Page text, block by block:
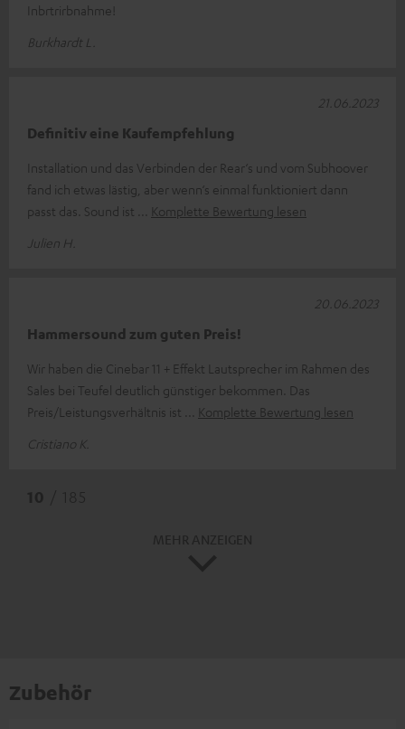
Inbrtrirbnahme!
Burkhardt L.
Definitiv eine Kaufempfehlung
Installation und das Verbinden der Rear‘s und vom Subhoover
fand ich etwas lästig, aber wenn‘s einmal funktioniert dann
passt das. Sound ist
Komplette Bewertung lesen
Julien H.
21.06.2023
Hammersound zum guten Preis!
Wir haben die Cinebar 11 + Effekt Lautsprecher im Rahmen des
Sales bei Teufel deutlich günstiger bekommen. Das
Preis/Leistungsverhältnis ist
Komplette Bewertung lesen
Cristiano K.
20.06.2023
Zubehör